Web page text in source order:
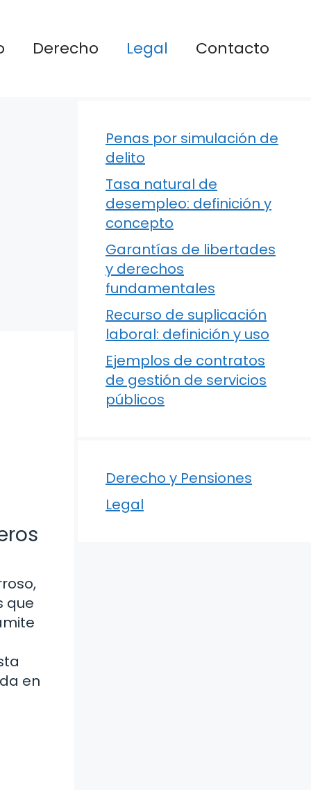
Derecho Legal Contacto
que
en
Penas por simulación de
delito
Tasa natural de
desempleo: definición y
concepto
Garantías de libertades
y derechos
fundamentales
Recurso de suplicación
laboral: definición y uso
Ejemplos de contratos
de gestión de servicios
públicos
Derecho y Pensiones
Legal